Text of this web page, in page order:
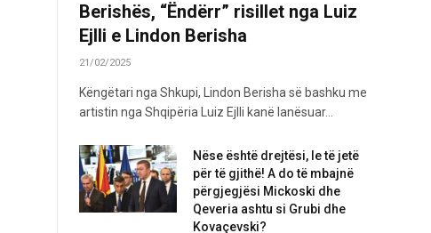
Berishës, “Ëndërr” risillet nga Luiz
Ejlli e Lindon Berisha
21/02/2025
Këngëtari nga Shkupi, Lindon Berisha së bashku me
artistin nga Shqipëria Luiz Ejlli kanë lanësuar…
Nëse është drejtësi, le të jetë
për të gjithë! A do të mbajnë
përgjegjësi Mickoski dhe
Qeveria ashtu si Grubi dhe
Kovaçevski?